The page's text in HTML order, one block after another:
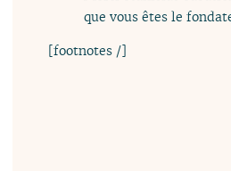
que vous êtes le
[footnotes /]